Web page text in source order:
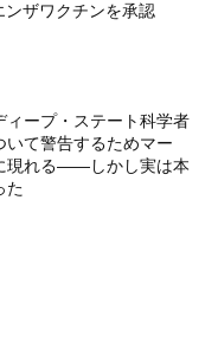
ンザワクチンを承認
ィープ・ステート科学者
いて警告するためマー
現れる――しかし実は本
た